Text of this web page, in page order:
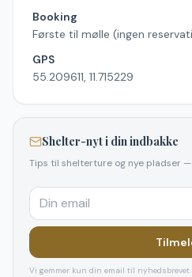
Booking
Første til mølle (ingen
GPS
55.209611, 11.715229
Shelter-nyt i din indbakke
Tips til shelterture og nye pladser —
Vi gemmer kun din email til